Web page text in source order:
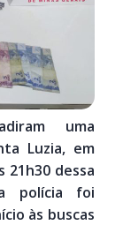
uma
Luzia, em
21h30 dessa
polícia foi
às buscas